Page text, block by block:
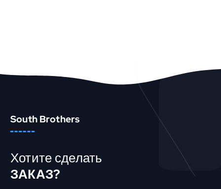
Быстрый Просмотр
South Brothers
Хотите сделать
ЗАКАЗ?